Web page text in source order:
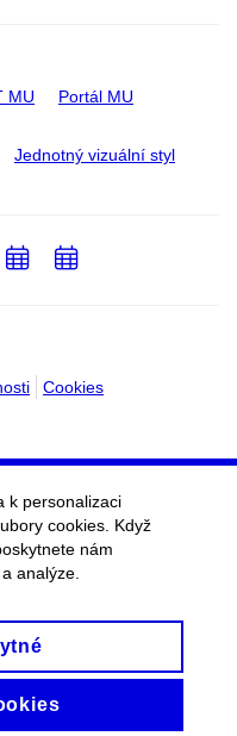
MU Portál MU
Jednotný vizuální styl
Cookies
PřidatPřidat
k personalizaci
cookies. Když
nám
analýze.